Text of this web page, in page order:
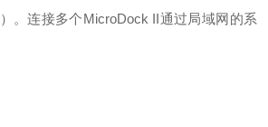
。连接多个MicroDock II通过局域网的系